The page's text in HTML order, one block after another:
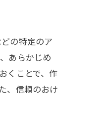
の特定のア
あらかじめ
くことで、作
、信頼のおけ